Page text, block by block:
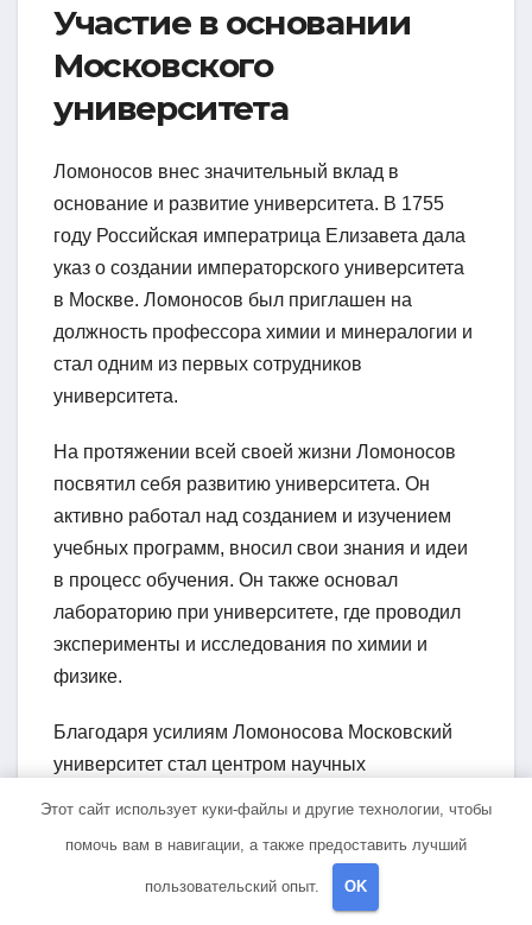
Участие в основании
Московского
университета
Ломоносов внес значительный вклад в
основание и развитие университета. В 1755
году Российская императрица Елизавета дала
указ о создании императорского университета
в Москве. Ломоносов был приглашен на
должность профессора химии и минералогии и
стал одним из первых сотрудников
университета.
На протяжении всей своей жизни Ломоносов
посвятил себя развитию университета. Он
активно работал над созданием и изучением
учебных программ, вносил свои знания и идеи
в процесс обучения. Он также основал
лабораторию при университете, где проводил
эксперименты и исследования по химии и
физике.
Благодаря усилиям Ломоносова Московский
университет стал центром научных
университет продолжает свою богатую историю
и остается одним из лидеров в области науки и
Этот сайт использует куки-файлы и другие технологии, чтобы
помочь вам в навигации, а также предоставить лучший
пользовательский опыт. OK